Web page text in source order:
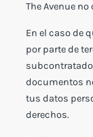
The Avenue
En el caso de
por parte de
subcontratado
documentos
tus datos
derechos.